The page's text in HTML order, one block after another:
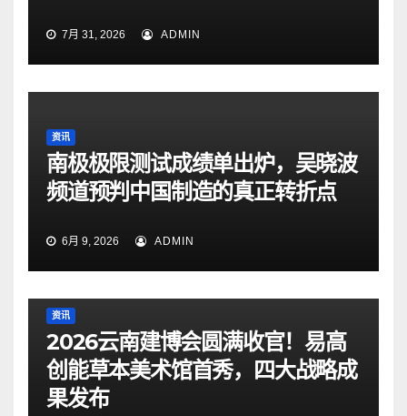
7月 31, 2026 ADMIN
资讯
南极极限测试成绩单出炉，吴晓波
频道预判中国制造的真正转折点
6月 9, 2026 ADMIN
资讯
2026云南建博会圆满收官！易高
创能草本美术馆首秀，四大战略成
果发布